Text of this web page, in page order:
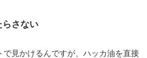
らさない
で見かけるんですが、ハッカ油を直接